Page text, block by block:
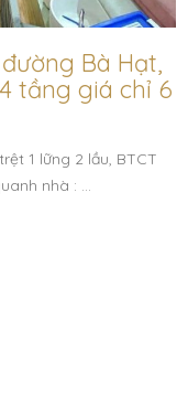
Bà Hạt,
tầng giá chỉ 6
1 lững 2 lầu, BTCT
nhà : …